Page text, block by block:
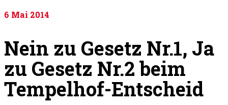
6 Mai 2014
Nein zu Gesetz Nr.1, Ja
zu Gesetz Nr.2 beim
Tempelhof-Entscheid